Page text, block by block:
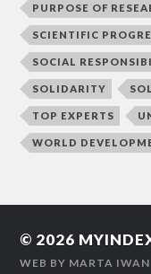
PURPOSE OF
SCIENTIFIC
SOCIAL
SOLIDARITY
TOP EXPERTS
WORLD
© 2026
WEB BY MARTA